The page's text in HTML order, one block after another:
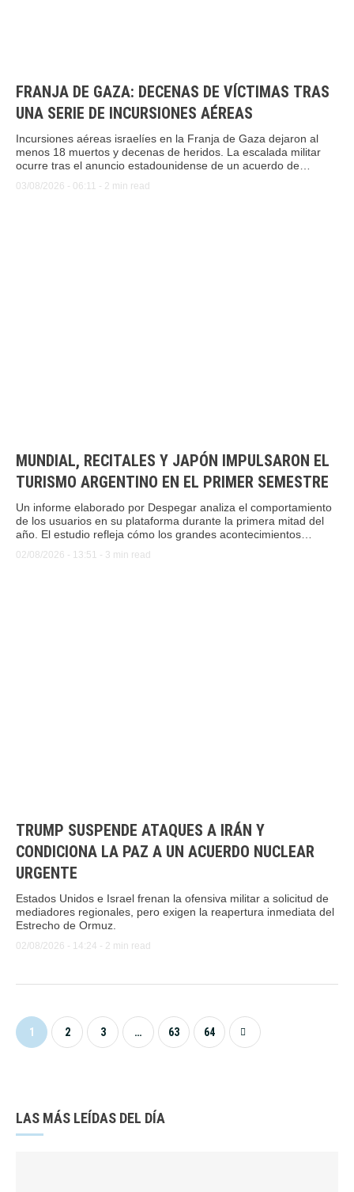
FRANJA DE GAZA: DECENAS DE VÍCTIMAS TRAS
UNA SERIE DE INCURSIONES AÉREAS
Incursiones aéreas israelíes en la Franja de Gaza dejaron al
menos 18 muertos y decenas de heridos. La escalada militar
ocurre tras el anuncio estadounidense de un acuerdo de
03/08/2026 - 06:11 - 2 min read
MUNDIAL, RECITALES Y JAPÓN IMPULSARON EL
TURISMO ARGENTINO EN EL PRIMER SEMESTRE
Un informe elaborado por Despegar analiza el comportamiento
de los usuarios en su plataforma durante la primera mitad del
año. El estudio refleja cómo los grandes acontecimientos
destinos, transformaron la dinámica turística del país tanto a
02/08/2026 - 13:51 - 3 min read
TRUMP SUSPENDE ATAQUES A IRÁN Y
CONDICIONA LA PAZ A UN ACUERDO NUCLEAR
URGENTE
Estados Unidos e Israel frenan la ofensiva militar a solicitud de
mediadores regionales, pero exigen la reapertura inmediata del
Estrecho de Ormuz.
02/08/2026 - 14:24 - 2 min read
1 2 3 … 63 64
LAS MÁS LEÍDAS DEL DÍA